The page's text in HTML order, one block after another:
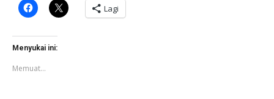
Klik
untuk
Facebook(Membuka
di
jendela
baru)
Klik
untuk Lagi
Menyukai ini:
Memuat...